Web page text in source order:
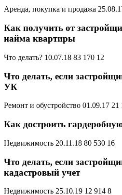
Аренда, покупка и продажа
Как получить от
найма квартиры
Что делать? 10.07.18 83 170 12
Что делать, если
УК
Ремонт и обустройство 01.09.17 21
Как достроить
Недвижимость 20.11.18 80 530 16
Что делать, если
кадастровый учет
Недвижимость 25.10.19 12 914 8